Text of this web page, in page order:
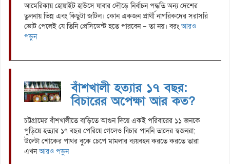
আমেরিকায় হোয়াইট হাউসে যাবার দৌড়ে নির্বাচন পদ্ধতি অন্য দেশের
তুলনায় ভিন্ন এবং কিছুটা জটিল। কোন একজন প্রার্থী নাগরিকদের সরাসরি
ভোট পেলেই যে তিনি প্রেসিডেন্ট হতে পারবেন – তা নয়। বরংআরও
পড়ুন
বাঁশখালী হত্যার ১৭ বছর:
বিচারের অপেক্ষা আর কত?
চট্টগ্রামের বাঁশখালীতে বাড়িতে আগুন দিয়ে একই পরিবারের ১১ জনকে
পুড়িয়ে হত্যার ১৭ বছর পেরিয়ে গেলেও বিচার পাননি তাদের স্বজনরা;
উল্টো শোকের পাথর বুকে চেপে মামলার ব্যয়বহন করতে করতে তারা
এখনআরও পড়ুন